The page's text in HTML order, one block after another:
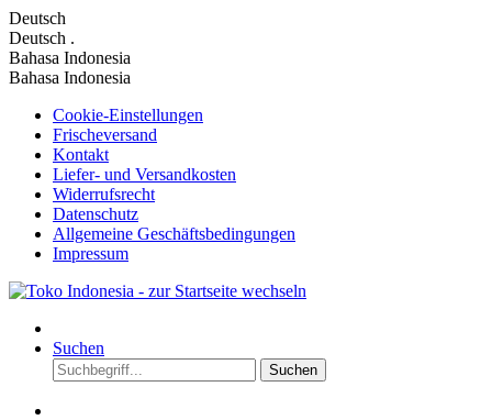
Deutsch
Deutsch .
Bahasa Indonesia
Bahasa Indonesia
Cookie-Einstellungen
Frischeversand
Kontakt
Liefer- und Versandkosten
Widerrufsrecht
Datenschutz
Allgemeine Geschäftsbedingungen
Impressum
Suchen
Suchen